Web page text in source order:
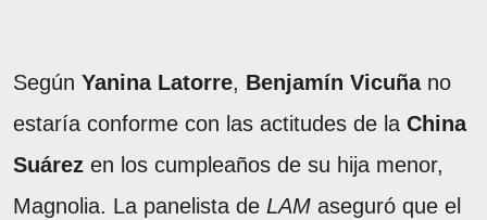
Según Yanina Latorre, Benjamín Vicuñano
estaría conforme con las actitudes de la China
Suárez en los cumpleaños de su hija menor,
Magnolia. La panelista de LAM aseguró que el